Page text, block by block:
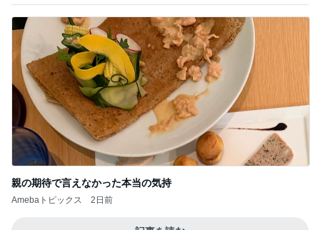
親の期待で言えなかった本当の気持
Amebaトピックス 2日前